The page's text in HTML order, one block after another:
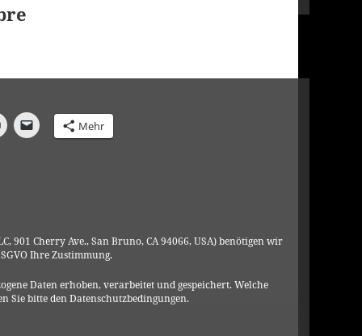
901 Cherry Ave., San Bruno, CA 94066, USA) benötigen wir
Ihre Zustimmung.
Daten erhoben, verarbeitet und gespeichert. Welche
Sie bitte den Datenschutzbedingungen.
Mehr